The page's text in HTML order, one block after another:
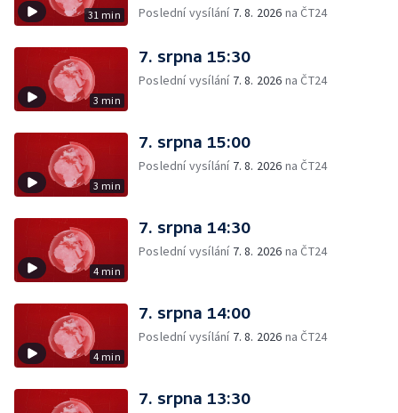
31 min
Poslední vysílání 7. 8. 2026 na ČT24
3 min
7. srpna 15:30
Poslední vysílání 7. 8. 2026 na ČT24
3 min
7. srpna 15:00
Poslední vysílání 7. 8. 2026 na ČT24
4 min
7. srpna 14:30
Poslední vysílání 7. 8. 2026 na ČT24
4 min
7. srpna 14:00
Poslední vysílání 7. 8. 2026 na ČT24
7. srpna 13:30